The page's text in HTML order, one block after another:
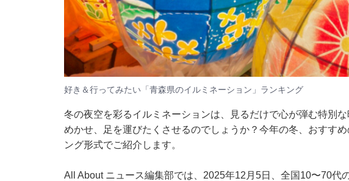
好き＆行ってみたい「青森県のイルミネーション」ランキング
冬の夜空を彩るイルミネーションは、見るだけで心が弾む特別
めかせ、足を運びたくさせるのでしょうか？今年の冬、おすす
ング形式でご紹介します。
All About ニュース編集部では、2025年12月5日、全国10〜70代